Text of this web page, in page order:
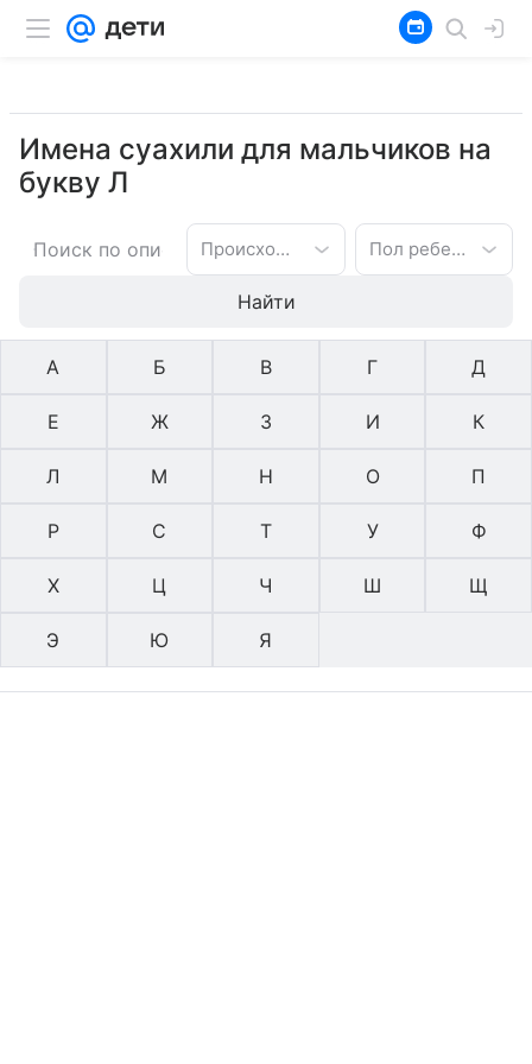
Имена суахили для мальчиков на
букву Л
Происхождение имени Пол ребенка
Найти
А Б В Г Д
Е Ж З И К
Л М Н О П
Р С Т У Ф
Х Ц Ч Ш Щ
Э Ю Я